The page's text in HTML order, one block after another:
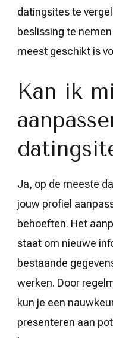
datingsites te
beslissing te
meest geschikt is
Kan ik
Ja, op de meeste
jouw profiel
behoeften. Het
staat om nieuwe
bestaande
werken. Door
kun je een
presenteren aan